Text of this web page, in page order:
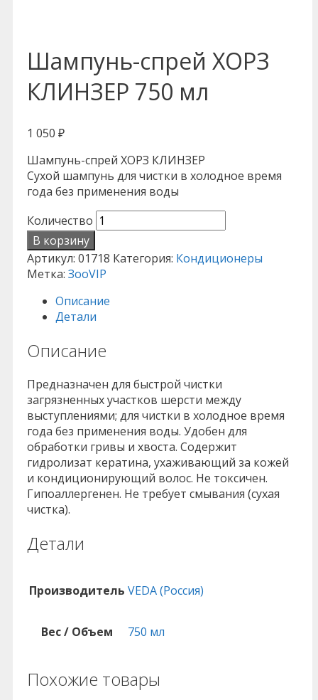
Шампунь-спрей ХОРЗ
КЛИНЗЕР 750 мл
1 050 ₽
Шампунь-спрей ХОРЗ КЛИНЗЕР
Сухой шампунь для чистки в холодное время
года без применения воды
Количество
В корзину
Артикул: 01718 Категория: Кондиционеры
Метка: ЗооVIP
Описание
Детали
Описание
Предназначен для быстрой чистки
загрязненных участков шерсти между
выступлениями; для чистки в холодное время
года без применения воды. Удобен для
обработки гривы и хвоста. Содержит
гидролизат кератина, ухаживающий за кожей
и кондиционирующий волос. Не токсичен.
Гипоаллергенен. Не требует смывания (сухая
чистка).
Детали
Производитель VEDA (Россия)
Вес / Объем 750 мл
Похожие товары